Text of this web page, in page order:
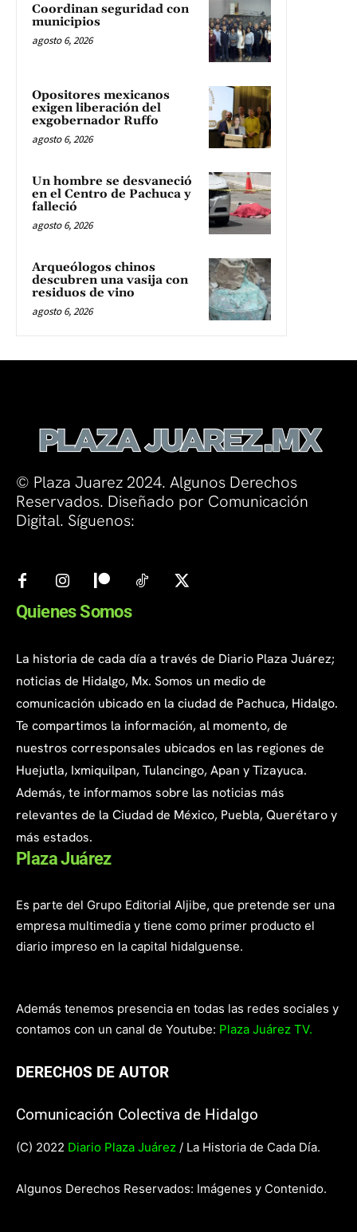
Coordinan seguridad con
municipios
agosto 6, 2026
Opositores mexicanos
exigen liberación del
exgobernador Ruffo
agosto 6, 2026
Un hombre se desvaneció
en el Centro de Pachuca y
falleció
agosto 6, 2026
Arqueólogos chinos
descubren una vasija con
residuos de vino
agosto 6, 2026
© Plaza Juarez 2024. Algunos Derechos
Reservados. Diseñado por Comunicación
Digital. Síguenos:
Quienes Somos
La historia de cada día a través de Diario Plaza Juárez;
noticias de Hidalgo, Mx. Somos un medio de
comunicación ubicado en la ciudad de Pachuca, Hidalgo.
Te compartimos la información, al momento, de
nuestros corresponsales ubicados en las regiones de
Huejutla, Ixmiquilpan, Tulancingo, Apan y Tizayuca.
Además, te informamos sobre las noticias más
relevantes de la Ciudad de México, Puebla, Querétaro y
más estados.
Plaza Juárez
Es parte del Grupo Editorial Aljibe, que pretende ser una
empresa multimedia y tiene como primer producto el
diario impreso en la capital hidalguense.
Además tenemos presencia en todas las redes sociales y
contamos con un canal de Youtube: Plaza Juárez TV.
DERECHOS DE AUTOR
Comunicación Colectiva de Hidalgo
(C) 2022 Diario Plaza Juárez / La Historia de Cada Día.
Algunos Derechos Reservados: Imágenes y Contenido.